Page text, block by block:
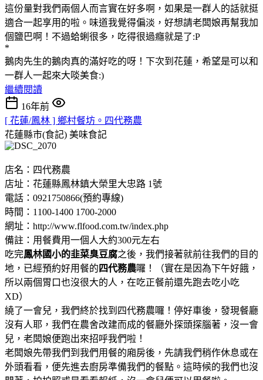
這份量對我們兩個人而言實在好多啊，如果是一群人的話就挺
適合一起享用的啦。味道我覺得偏淡，好想請老闆娘再幫我加
個鹽巴啊！不過蛤蜊很多，吃得很過癮就是了:P
*
鵝肉先生的鵝肉真的滿好吃的呀！下次到花蓮，希望是可以和
一群人一起來大啖美食:)
繼續閱讀
16年前
[ 花蓮/鳳林 ] 鄉村餐坊。四代務農
花蓮縣市(食記) 美味食記
店名：四代務農
店址：花蓮縣鳳林鎮大榮里大忠路 1號
電話：0921750866(預約專線)
時間：1100-1400 1700-2000
網址：http://www.flfood.com.tw/index.php
備註：用餐費用一個人大約300元左右
吃完鳳林國小的韭菜臭豆腐之後，我們接著就前往我們的目的
地，已經預約好用餐的 四代務農囉！（實在是因為下午好餓，
所以兩個胃口也沒很大的人，在吃正餐前還先跑去吃小吃
XD）
繞了一會兒，我們終於找到四代務農囉！停好車後，發現餐廳
沒有人耶，我們在農舍改建而成的餐廳外探頭探腦著，沒一會
兒，老闆娘便跑出來招呼我們啦！
老闆娘先帶我們到我們用餐的廂房後，先請我們稍作休息或在
外頭看看，便先進去廚房準備我們的餐點。這時候的我們也沒